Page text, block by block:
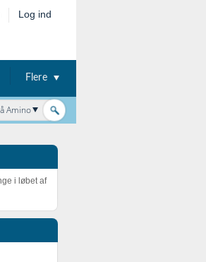
Log ind
Flere
Amino
i løbet af